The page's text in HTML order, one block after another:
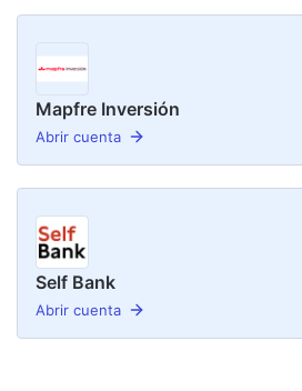
Mapfre Inversión
Abrir cuenta
Self Bank
Abrir cuenta